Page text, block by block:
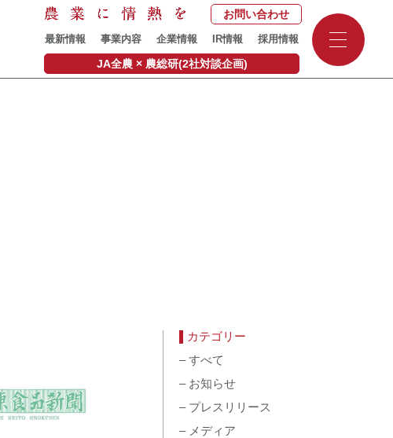
最新情報 事業内容 企業情報 IR情報 採用情報
お問い合わせ
JA全農 × 農総研(2社対談企画)
-
-
カテゴリー
–すべて
– お知らせ
– プレスリリース
– メディア